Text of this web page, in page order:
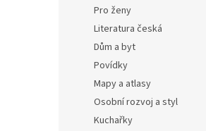
Pro ženy
Literatura česká
Dům a byt
Povídky
Mapy a atlasy
Osobní rozvoj a styl
Kuchařky